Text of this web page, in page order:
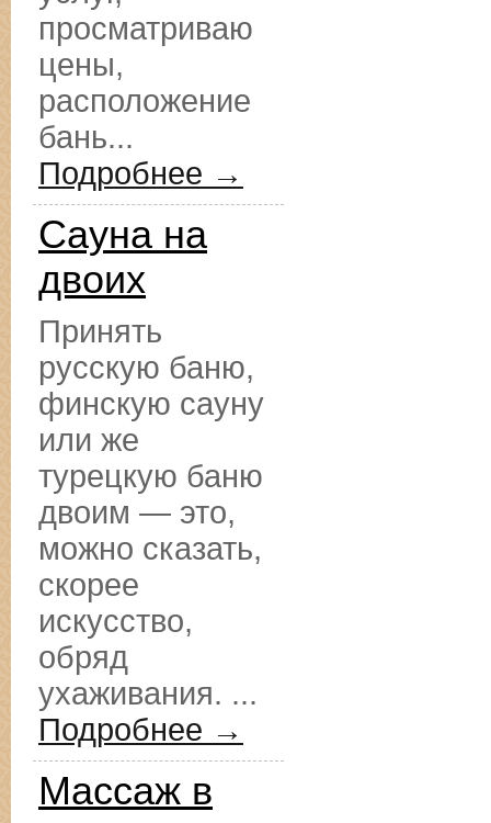
просматриваю
цены,
расположение
бань...
Подробнее →
Сауна на
двоих
Принять
русскую баню,
финскую сауну
или же
турецкую баню
двоим — это,
можно сказать,
скорее
искусство,
обряд
ухаживания. ...
Подробнее →
Массаж в